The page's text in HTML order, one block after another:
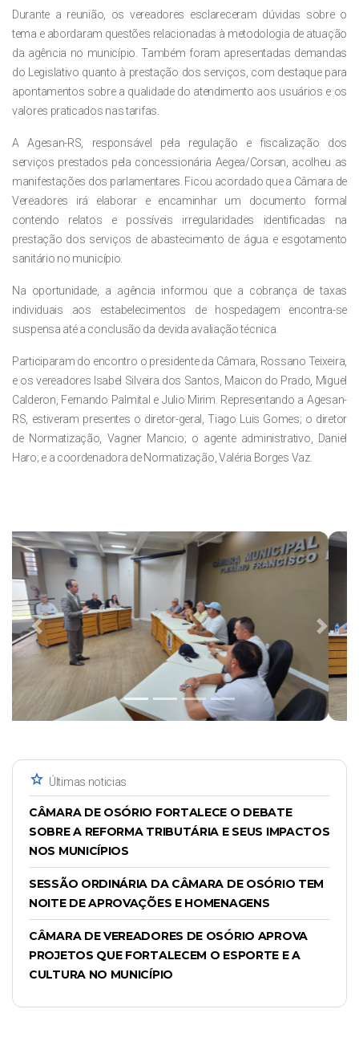
Durante a reunião, os vereadores esclareceram dúvidas sobre o
tema e abordaram questões relacionadas à metodologia de atuação
da agência no município. Também foram apresentadas demandas
do Legislativo quanto à prestação dos serviços, com destaque para
apontamentos sobre a qualidade do atendimento aos usuários e os
valores praticados nas tarifas.
A Agesan-RS, responsável pela regulação e fiscalização dos
serviços prestados pela concessionária Aegea/Corsan, acolheu as
manifestações dos parlamentares. Ficou acordado que a Câmara de
Vereadores irá elaborar e encaminhar um documento formal
contendo relatos e possíveis irregularidades identificadas na
prestação dos serviços de abastecimento de água e esgotamento
sanitário no município.
Na oportunidade, a agência informou que a cobrança de taxas
individuais aos estabelecimentos de hospedagem encontra-se
suspensa até a conclusão da devida avaliação técnica.
Participaram do encontro o presidente da Câmara, Rossano Teixeira,
e os vereadores Isabel Silveira dos Santos, Maicon do Prado, Miguel
Calderon, Fernando Palmital e Julio Mirim. Representando a Agesan-
RS, estiveram presentes o diretor-geral, Tiago Luis Gomes; o diretor
de Normatização, Vagner Mancio; o agente administrativo, Daniel
Haro; e a coordenadora de Normatização, Valéria Borges Vaz.
Previous Next
star Últimas noticias
CÂMARA DE OSÓRIO FORTALECE O DEBATE
SOBRE A REFORMA TRIBUTÁRIA E SEUS IMPACTOS
NOS MUNICÍPIOS
SESSÃO ORDINÁRIA DA CÂMARA DE OSÓRIO TEM
NOITE DE APROVAÇÕES E HOMENAGENS
CÂMARA DE VEREADORES DE OSÓRIO APROVA
PROJETOS QUE FORTALECEM O ESPORTE E A
CULTURA NO MUNICÍPIO